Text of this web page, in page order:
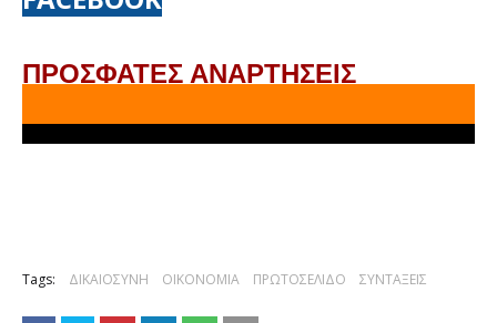
ΠΡΟΣΦΑΤΕΣ ΑΝΑΡΤΗΣΕΙΣ
Tags: ΔΙΚΑΙΟΣΥΝΗ ΟΙΚΟΝΟΜΙΑ ΠΡΩΤΟΣΕΛΙΔΟ ΣΥΝΤΑΞΕΙΣ